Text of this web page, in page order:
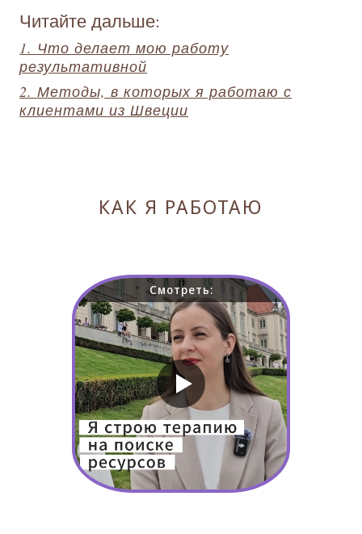
Читайте дальше:
1. Что делает мою работу
результативной
2. Методы, в которых я работаю с
клиентами из Швеции
КАК Я РАБОТАЮ
Смотреть: